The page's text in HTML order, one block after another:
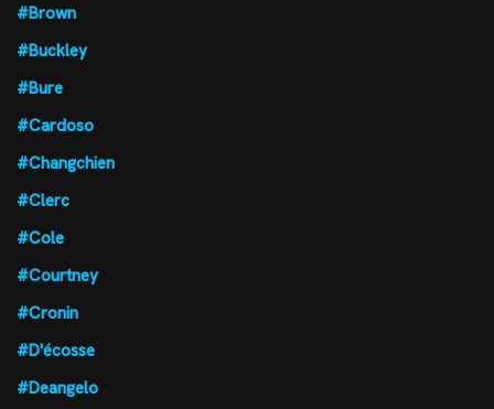
#Brown
#Buckley
#Bure
#Cardoso
#Changchien
#Clerc
#Cole
#Courtney
#Cronin
#D'écosse
#Deangelo